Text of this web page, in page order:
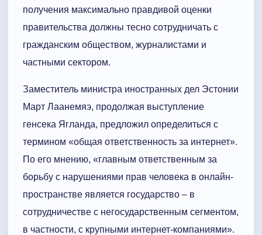
получения максимально правдивой оценки
правительства должны тесно сотрудничать с
гражданским обществом, журналистами и
частными сектором.
Заместитель министра иностранных дел Эстонии
Март Лаанемяэ, продолжая выступление
генсека Ягланда, предложил определиться с
термином «общая ответственность за интернет».
По его мнению, «главным ответственным за
борьбу с нарушениями прав человека в онлайн-
пространстве является государство – в
сотрудничестве с негосударственным сегментом,
в частности, с крупными интернет-компаниями».